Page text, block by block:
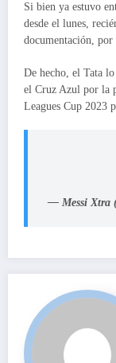
Si bien ya estuvo
desde el lunes,
documentación, por
De hecho, el Tata
el Cruz Azul por la
Leagues Cup 2023
— Messi Xtra